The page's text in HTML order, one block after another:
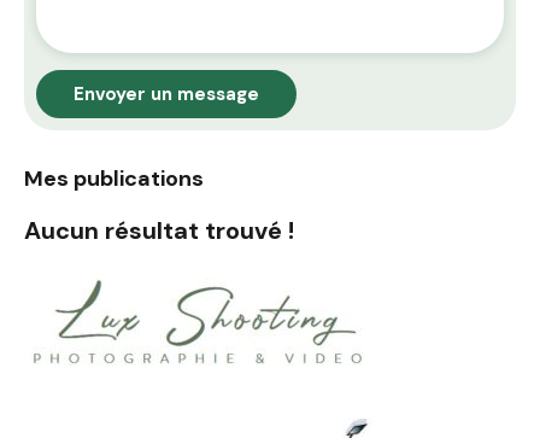
Envoyer un message
Mes publications
Aucun résultat trouvé !